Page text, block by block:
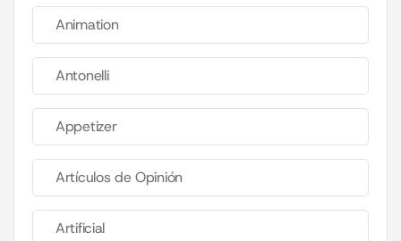
Animation
Antonelli
Appetizer
Artículos de Opinión
Artificial